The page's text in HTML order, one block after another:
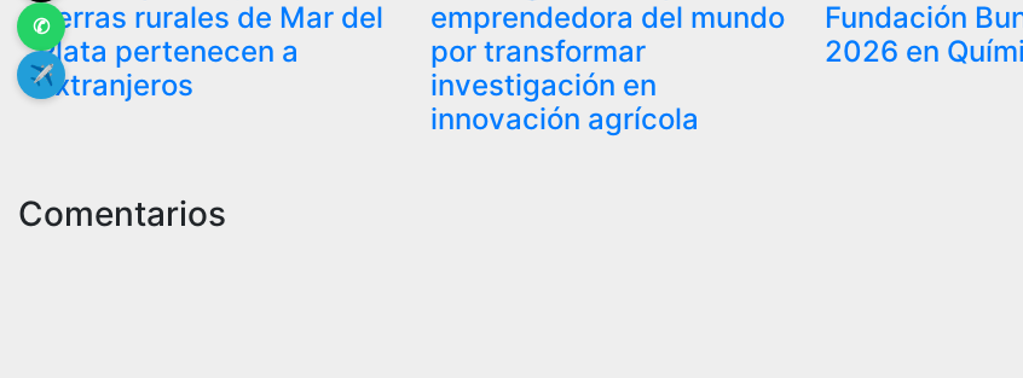
tierras rurales de Mar del
Plata pertenecen a
extranjeros
emprendedora del mundo
por transformar
investigación en
innovación agrícola
Fundación
2026 en
Comentarios
✆
✈